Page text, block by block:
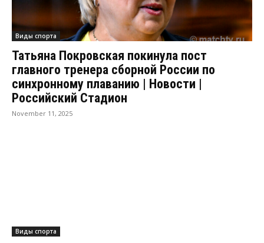
Виды спорта
Татьяна Покровская покинула пост
главного тренера сборной России по
синхронному плаванию | Новости |
Российский Стадион
November 11, 2025
Виды спорта